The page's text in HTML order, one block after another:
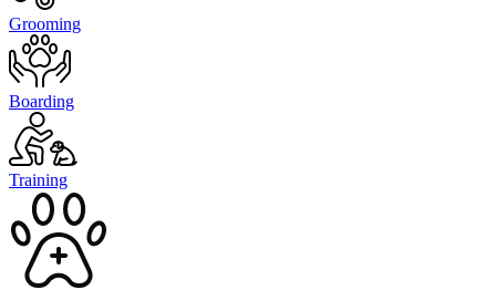
Grooming
Boarding
Training